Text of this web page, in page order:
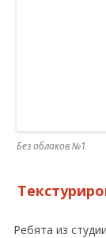
Без облаков №1
Ребята из